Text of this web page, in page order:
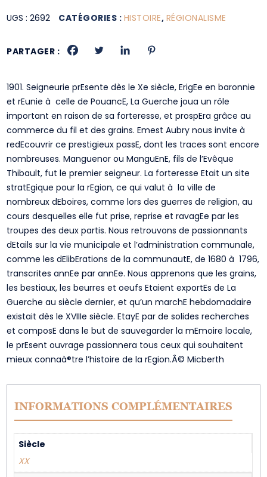
UGS :2692 CATÉGORIES : HISTOIRE, RÉGIONALISME
PARTAGER :
1901. Seigneurie prEsente dès le Xe siècle, ErigEe en baronnie
et rEunie à celle de PouancE, La Guerche joua un rôle
important en raison de sa forteresse, et prospEra grâce au
commerce du fil et des grains. Emest Aubry nous invite à
redEcouvrir ce prestigieux passE, dont les traces sont encore
nombreuses. Manguenor ou ManguEnE, fils de l’Evêque
Thibault, fut le premier seigneur. La forteresse Etait un site
stratEgique pour la rEgion, ce qui valut à la ville de
nombreux dEboires, comme lors des guerres de religion, au
cours desquelles elle fut prise, reprise et ravagEe par les
troupes des deux partis. Nous retrouvons de passionnants
dEtails sur la vie municipale et l’administration communale,
comme les dElibErations de la communautE, de 1680 à 1796,
transcrites annEe par annEe. Nous apprenons que les grains,
les bestiaux, les beurres et oeufs Etaient exportEs de La
Guerche au siècle dernier, et qu’un marchE hebdomadaire
existait dès le XVIIIe siècle. EtayE par de solides recherches
et composE dans le but de sauvegarder la mEmoire locale,
le prEsent ouvrage passionnera tous ceux qui souhaitent
mieux connaà®tre l’histoire de la rEgion.Â© Micberth
INFORMATIONS COMPLÉMENTAIRES
Siècle
XX